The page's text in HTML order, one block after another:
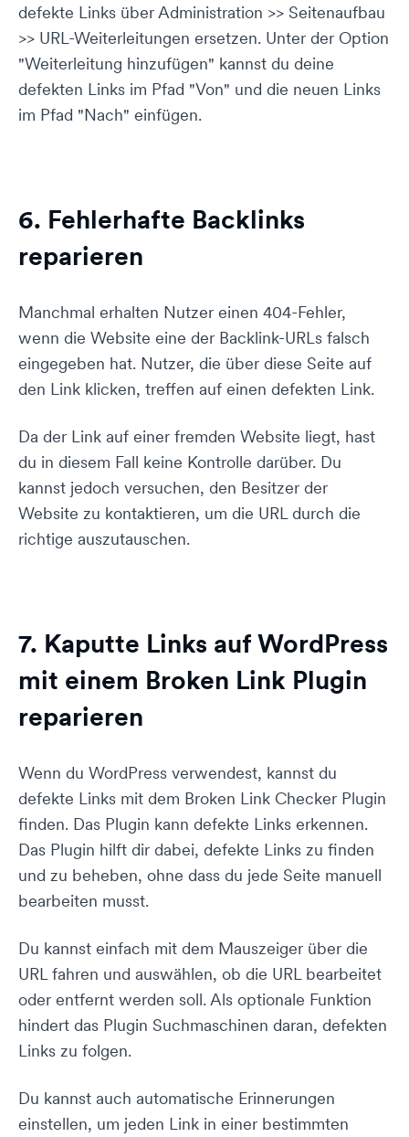
defekte Links über Administration >> Seitenaufbau
>> URL-Weiterleitungen ersetzen. Unter der Option
"Weiterleitung hinzufügen" kannst du deine
defekten Links im Pfad "Von" und die neuen Links
im Pfad "Nach" einfügen.
6. Fehlerhafte Backlinks
reparieren
Manchmal erhalten Nutzer einen 404-Fehler,
wenn die Website eine der Backlink-URLs falsch
eingegeben hat. Nutzer, die über diese Seite auf
den Link klicken, treffen auf einen defekten Link.
Da der Link auf einer fremden Website liegt, hast
du in diesem Fall keine Kontrolle darüber. Du
kannst jedoch versuchen, den Besitzer der
Website zu kontaktieren, um die URL durch die
richtige auszutauschen.
7. Kaputte Links auf WordPress
mit einem Broken Link Plugin
reparieren
Wenn du WordPress verwendest, kannst du
defekte Links mit dem Broken Link Checker Plugin
finden. Das Plugin kann defekte Links erkennen.
Das Plugin hilft dir dabei, defekte Links zu finden
und zu beheben, ohne dass du jede Seite manuell
bearbeiten musst.
Du kannst einfach mit dem Mauszeiger über die
URL fahren und auswählen, ob die URL bearbeitet
oder entfernt werden soll. Als optionale Funktion
hindert das Plugin Suchmaschinen daran, defekten
Links zu folgen.
Du kannst auch automatische Erinnerungen
einstellen, um jeden Link in einer bestimmten